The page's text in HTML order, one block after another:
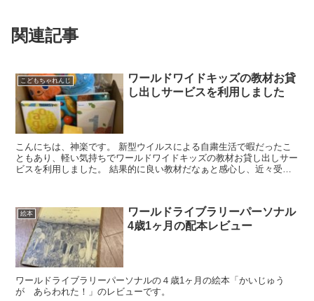
関連記事
こどもちゃれんじ
ワールドワイドキッズの教材お貸
し出しサービスを利用しました
こんにちは、神楽です。 新型ウイルスによる自粛生活で暇だったこ
ともあり、軽い気持ちでワールドワイドキッズの教材お貸し出しサー
ビスを利用しました。 結果的に良い教材だなぁと感心し、近々受講
絵本
ワールドライブラリーパーソナル
4歳1ヶ月の配本レビュー
ワールドライブラリーパーソナルの４歳1ヶ月の絵本「かいじゅう
が あらわれた！」のレビューです。